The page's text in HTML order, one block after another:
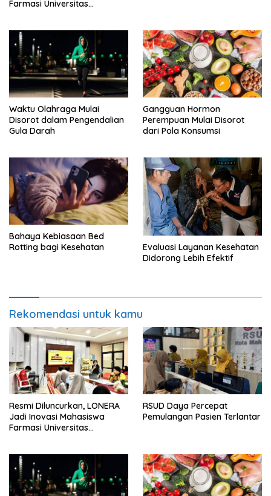
Farmasi Universitas
Waktu Olahraga Mulai
Disorot dalam Pengendalian
Gula Darah
Gangguan Hormon
Perempuan Mulai Disorot
dari Pola Konsumsi
Bahaya Kebiasaan Bed
Rotting bagi Kesehatan
Evaluasi Layanan Kesehatan
Didorong Lebih Efektif
Rekomendasi untuk kamu
Resmi Diluncurkan, LONERA
Jadi Inovasi Mahasiswa
Farmasi Universitas
RSUD Daya Percepat
Pemulangan Pasien Terlantar